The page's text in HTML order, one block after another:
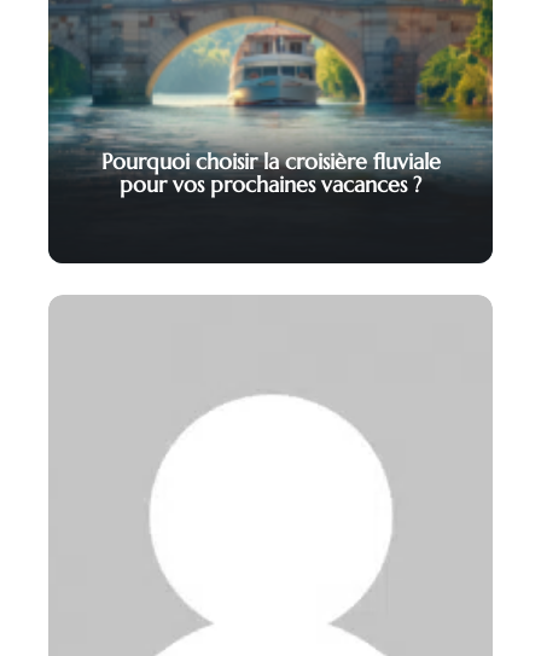
Pourquoi choisir la croisière fluviale
pour vos prochaines vacances ?